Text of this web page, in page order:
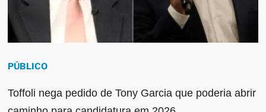
PÚBLICO
Toffoli nega pedido de Tony Garcia que poderia abrir